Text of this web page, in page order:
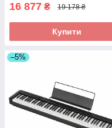
16 877 ₴ 19 178 ₴
Купити
–5%